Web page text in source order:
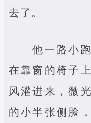
去了。
他一路小
在靠窗的椅子
风灌进来，微
的小半张侧脸